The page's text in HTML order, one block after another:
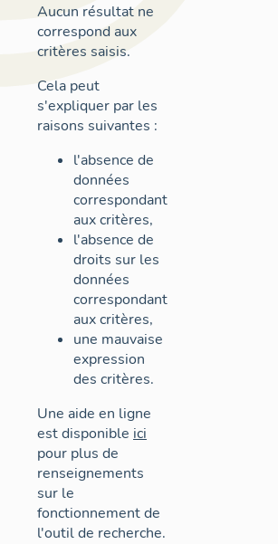
Aucun résultat ne
correspond aux
critères saisis.
Cela peut
s'expliquer par les
raisons suivantes :
l'absence de
données
correspondant
aux critères,
l'absence de
droits sur les
données
correspondant
aux critères,
une mauvaise
expression
des critères.
Une aide en ligne
est disponible ici
pour plus de
renseignements
sur le
fonctionnement de
l'outil de recherche.